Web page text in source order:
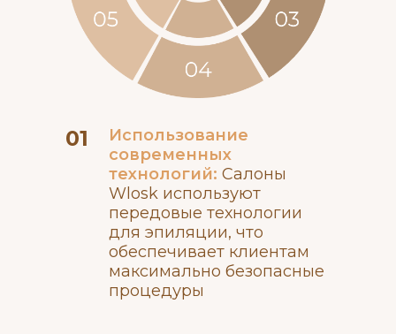
Использование
современных
технологий: Салоны
Wlosk используют
передовые технологии
для эпиляции, что
обеспечивает клиентам
максимально безопасные
процедуры
01